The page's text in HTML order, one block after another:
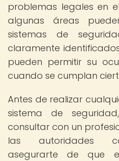
problemas legales en
algunas áreas
sistemas de
claramente
pueden permitir su
cuando se cumplan
Antes de realizar
sistema de
consultar con un
las autoridades
asegurarte de que